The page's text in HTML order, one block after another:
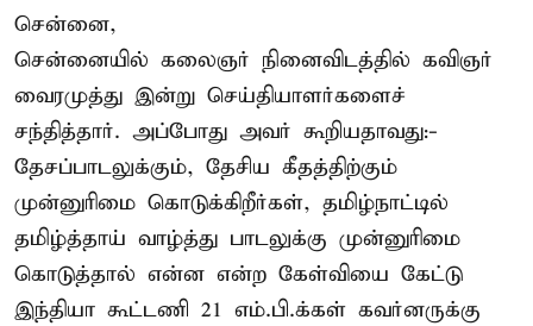
சென்னை,
சென்னையில் கலைஞர் நினைவிடத்தில் கவிஞர்
வைரமுத்து இன்று செய்தியாளர்களைச்
சந்தித்தார். அப்போது அவர் கூறியதாவது:-
தேசப்பாடலுக்கும், தேசிய கீதத்திற்கும்
முன்னுரிமை கொடுக்கிறீர்கள், தமிழ்நாட்டில்
தமிழ்த்தாய் வாழ்த்து பாடலுக்கு முன்னுரிமை
கொடுத்தால் என்ன என்ற கேள்வியை கேட்டு
இந்தியா கூட்டணி 21 எம்.பி.க்கள் கவர்னருக்கு